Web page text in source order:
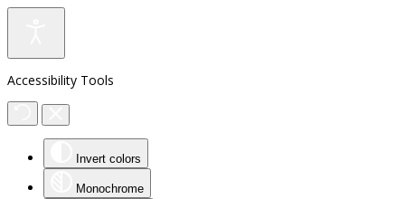
Accessibility Tools
Invert colors
Monochrome